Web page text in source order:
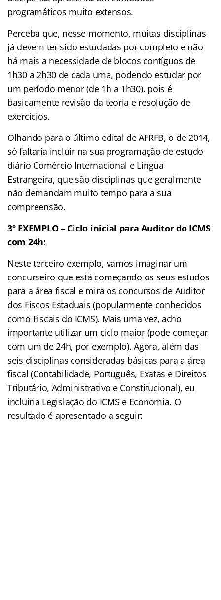
programáticos muito extensos.
Perceba que, nesse momento, muitas disciplinas
já devem ter sido estudadas por completo e não
há mais a necessidade de blocos contíguos de
1h30 a 2h30 de cada uma, podendo estudar por
um período menor (de 1h a 1h30), pois é
basicamente revisão da teoria e resolução de
exercícios.
Olhando para o último edital de AFRFB, o de 2014,
só faltaria incluir na sua programação de estudo
diário Comércio Internacional e Língua
Estrangeira, que são disciplinas que geralmente
não demandam muito tempo para a sua
compreensão.
3º EXEMPLO – Ciclo inicial para Auditor do ICMS
com 24h:
Neste terceiro exemplo, vamos imaginar um
concurseiro que está começando os seus estudos
para a área fiscal e mira os concursos de Auditor
dos Fiscos Estaduais (popularmente conhecidos
como Fiscais do ICMS). Mais uma vez, acho
importante utilizar um ciclo maior (pode começar
com um de 24h, por exemplo). Agora, além das
seis disciplinas consideradas básicas para a área
fiscal (Contabilidade, Português, Exatas e Direitos
Tributário, Administrativo e Constitucional), eu
incluiria Legislação do ICMS e Economia. O
resultado é apresentado a seguir: